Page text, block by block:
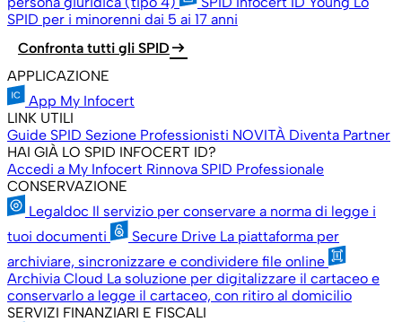
SPID per i minorenni dai 5 ai 17 anni
Confronta tutti gli SPID arrow_right_alt
APPLICAZIONE
App My Infocert
LINK UTILI
Guide SPID Sezione Professionisti NOVITÀ Diventa Partner
HAI GIÀ LO SPID INFOCERT ID?
Accedi a My Infocert Rinnova SPID Professionale
CONSERVAZIONE
Legaldoc Il servizio per conservare a norma di legge i
tuoi documenti
Secure Drive La piattaforma per
archiviare, sincronizzare e condividere file online
Archivia Cloud La soluzione per digitalizzare il cartaceo e
conservarlo a legge il cartaceo, con ritiro al domicilio
SERVIZI FINANZIARI E FISCALI